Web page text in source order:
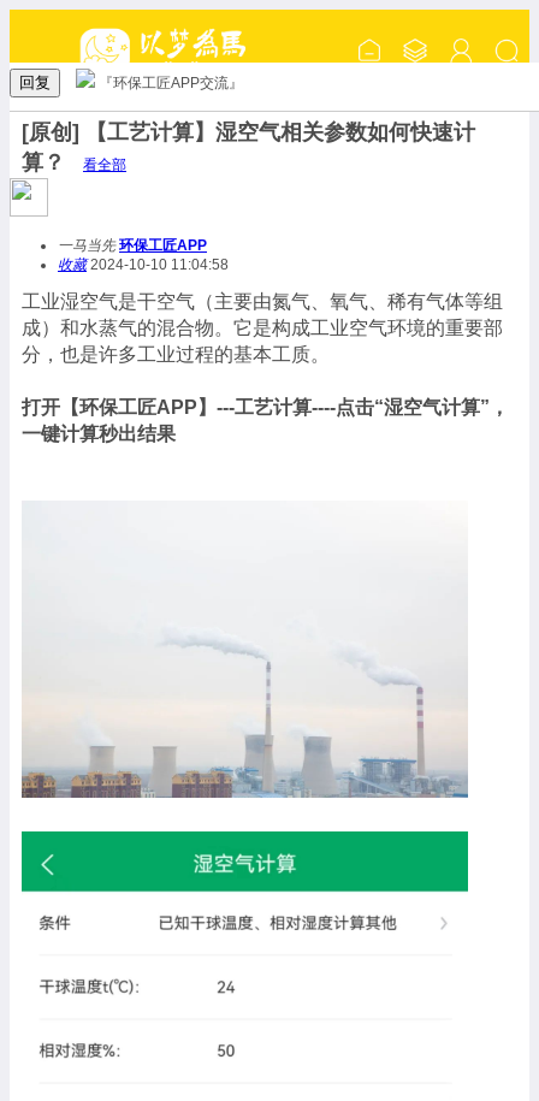
回复 『环保工匠APP交流』
[原创] 【工艺计算】湿空气相关参数如何快速计
算？
看全部
一马当先 环保工匠APP
收藏2024-10-10 11:04:58
工业湿空气是干空气（主要由氮气、氧气、稀有气体等组
成）和水蒸气的混合物。它是构成工业空气环境的重要部
分，也是许多工业过程的基本工质。
打开【环保工匠APP】---工艺计算----点击“湿空气计算”，
一键计算秒出结果